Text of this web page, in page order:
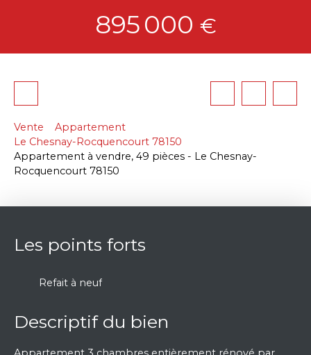
895 000 €
Vente
Appartement
Le Chesnay-Rocquencourt 78150
Appartement à vendre, 49 pièces - Le Chesnay-
Rocquencourt 78150
Les points forts
Refait à neuf
Descriptif du bien